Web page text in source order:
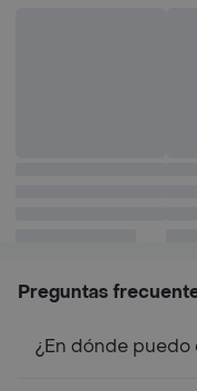
Preguntas
¿En dónde